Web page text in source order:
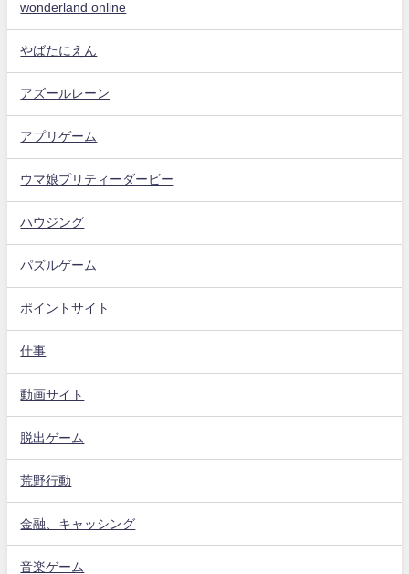
wonderland online
やばたにえん
アズールレーン
アプリゲーム
ウマ娘プリティーダービー
ハウジング
パズルゲーム
ポイントサイト
仕事
動画サイト
脱出ゲーム
荒野行動
金融、キャッシング
音楽ゲーム